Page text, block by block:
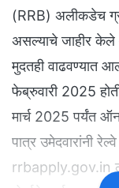
(RRB) अलीकडेच
असल्याचे जाहीर केले
मुदतही वाढवण्यात
फेब्रुवारी 2025
मार्च 2025 पर्यंत
पात्र उमेदवारांनी
rrbapply.gov.in